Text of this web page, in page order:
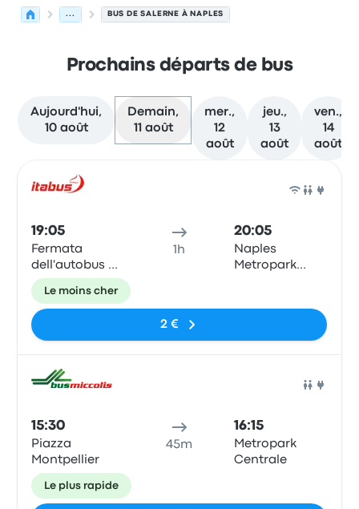
... BUS DE SALERNE À NAPLES
Prochains départs de bus
Aujourd'hui,
10 août
Demain,
11 août
mer.,
12
août
jeu.,
13
août
ven.,
14
août
19:05
Fermata
dell'autobus de
Saverno -
Piazza della
Concordia
1h
20:05
Naples
Metropark
Le moins cher
2 €
15:30
Piazza
Montpellier
45m
16:15
Metropark
Centrale
Le plus rapide